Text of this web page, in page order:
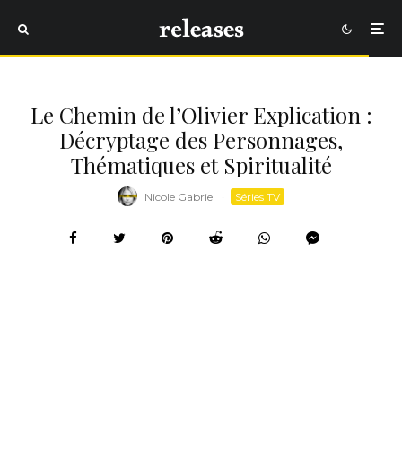
Le Chemin de l’Olivier Explication :
Décryptage des Personnages,
Thématiques et Spiritualité
Nicole Gabriel · Séries TV